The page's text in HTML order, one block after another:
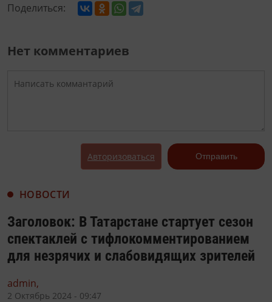
Поделиться:
Нет комментариев
Авторизоваться Отправить
НОВОСТИ
Заголовок: В Татарстане стартует сезон
спектаклей с тифлокомментированием
для незрячих и слабовидящих зрителей
admin,
2 Октябрь 2024 - 09:47